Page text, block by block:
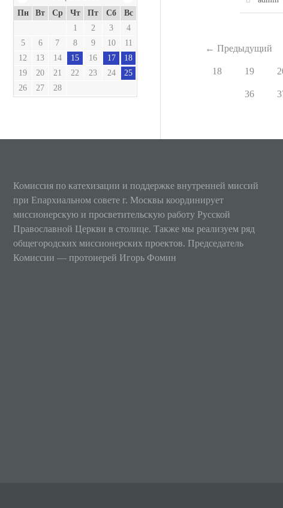
Пн
Вт Ср Чт Пт Сб
Вс
1
2 3
4
5
6 7 8 9 10
11
12
13 14 15 16 17
18
19
20 21 22 23 24
25
26
27 28
← Предыдущий
18 19
36
Комиссия по катехизации и поддержке внутренней миссий
при Епархиальном совете г. Москвы координирует
миссионерскую и просветительскую работу Русской
Православной Церкви в столице. Также мы реализуем ряд
общегородских миссионерских проектов. Председатель
Комиссии — протоиерей Игорь Фомин